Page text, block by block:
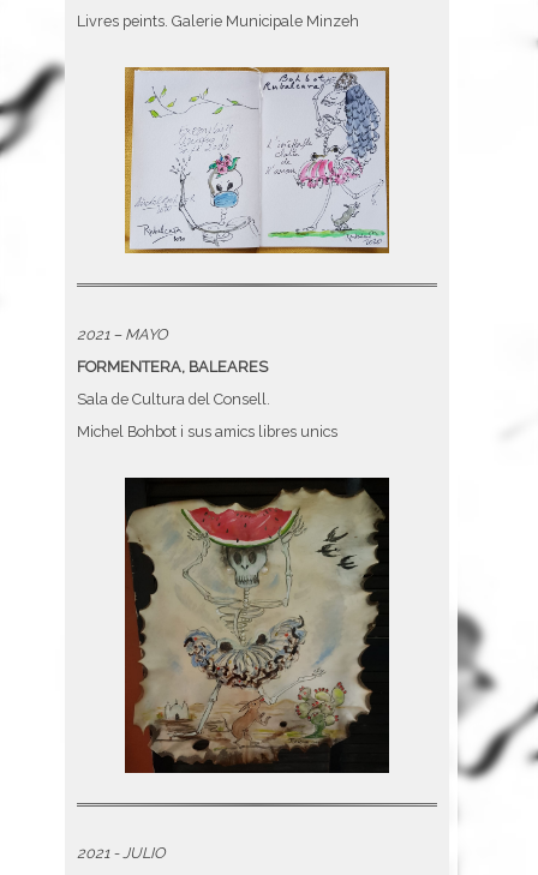
Livres peints. Galerie Municipale Minzeh
2021 – MAYO
FORMENTERA, BALEARES
Sala de Cultura del Consell.
Michel Bohbot i sus amics libres unics
2021 - JULIO